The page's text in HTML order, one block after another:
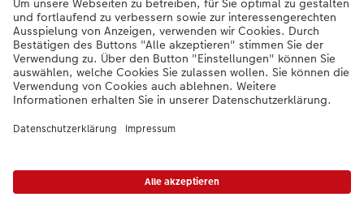
Mein Fotoservice
Informationen